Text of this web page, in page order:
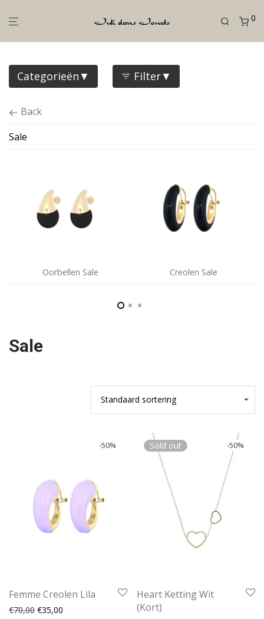
0
Categorieën Filter
Back
Sale
Oorbellen Sale Creolen Sale
Sale
-50%
Femme Creolen Lila
€70,00 Oorspronkelijke prijs was: €70,00.
€35,00 Huidige prijs is: €35,00.
-50%
Sold out
Heart Ketting Wit
(Kort)